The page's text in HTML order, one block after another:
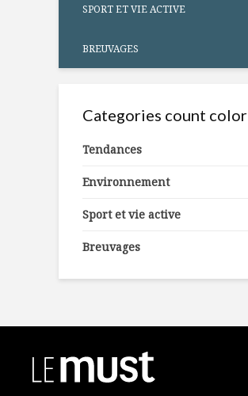
SPORT ET VIE ACTIVE
BREUVAGES
Categories count color
Tendances
Environnement
Sport et vie active
Breuvages